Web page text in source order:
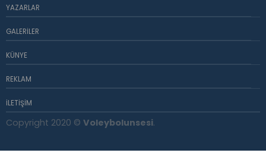
YAZARLAR
GALERILER
KÜNYE
REKLAM
İLETIŞIM
Copyright 2020 © Voleybolunsesi.